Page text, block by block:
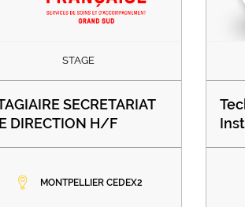
STAGE
SECRETARIAT
DIRECTION H/F
MONTPELLIER CEDEX2